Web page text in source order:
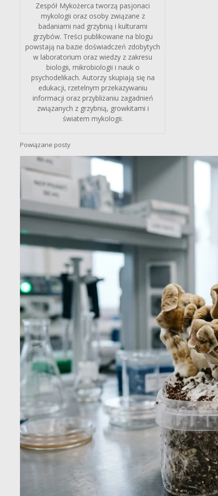
Zespół Mykożerca tworzą pasjonaci
mykologii oraz osoby związane z
badaniami nad grzybnią i kulturami
grzybów. Treści publikowane na blogu
powstają na bazie doświadczeń zdobytych
w laboratorium oraz wiedzy z zakresu
biologii, mikrobiologii i nauk o
psychodelikach. Autorzy skupiają się na
edukacji, rzetelnym przekazywaniu
informacji oraz przybliżaniu zagadnień
związanych z grzybnią, growkitami i
światem mykologii.
Powiązane posty